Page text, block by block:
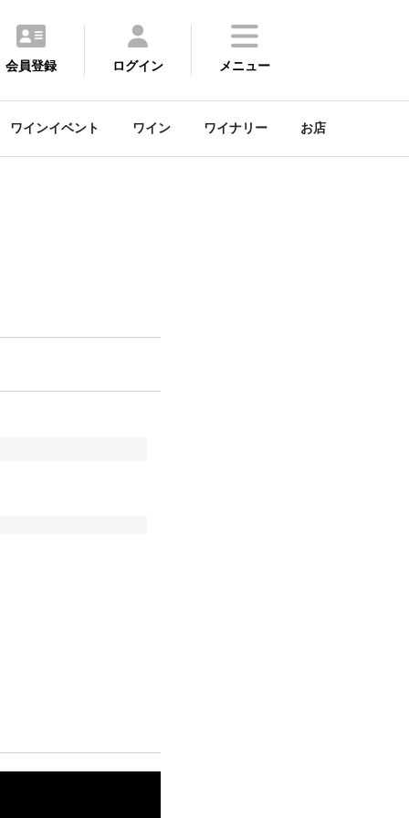
会員登録 ログイン メニュー
ワインイベント ワイン ワイナリー お店